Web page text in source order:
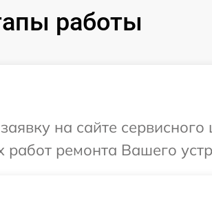
работы
на сайте
ремонта Вашего